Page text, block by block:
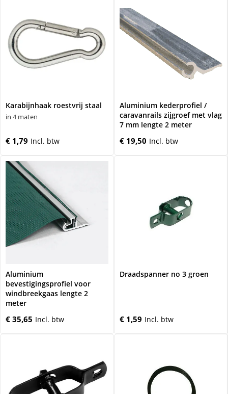
Karabijnhaak roestvrij staal
in 4 maten
€ 1,79
Aluminium kederprofiel /
caravanrails zijgroef met vlag
7 mm lengte 2 meter
€ 19,50
Aluminium
bevestigingsprofiel voor
windbreekgaas lengte 2
meter
€ 35,65
Draadspanner no 3 groen
€ 1,59